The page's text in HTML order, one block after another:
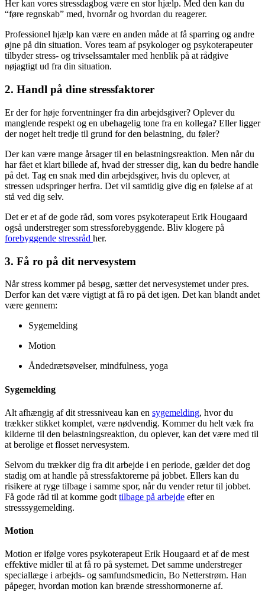
Her kan vores stressdagbog være en stor hjælp. Med den kan du
“føre regnskab” med, hvornår og hvordan du reagerer.
Professionel hjælp kan være en anden måde at få sparring og andre
øjne på din situation. Vores team af psykologer og psykoterapeuter
tilbyder stress- og trivselssamtaler med henblik på at rådgive
nøjagtigt ud fra din situation.
2. Handl på dine stressfaktorer
Er der for høje forventninger fra din arbejdsgiver? Oplever du
manglende respekt og en ubehagelig tone fra en kollega? Eller ligger
der noget helt tredje til grund for den belastning, du føler?
Der kan være mange årsager til en belastningsreaktion. Men når du
har fået et klart billede af, hvad der stresser dig, kan du bedre handle
på det. Tag en snak med din arbejdsgiver, hvis du oplever, at
stressen udspringer herfra. Det vil samtidig give dig en følelse af at
stå ved dig selv.
Det er et af de gode råd, som vores psykoterapeut Erik Hougaard
også understreger som stressforebyggende. Bliv klogere på
forebyggende stressråd her.
3. Få ro på dit nervesystem
Når stress kommer på besøg, sætter det nervesystemet under pres.
Derfor kan det være vigtigt at få ro på det igen. Det kan blandt andet
være gennem:
Sygemelding
Motion
Åndedrætsøvelser, mindfulness, yoga
Sygemelding
Alt afhængig af dit stressniveau kan en sygemelding, hvor du
trækker stikket komplet, være nødvendig. Kommer du helt væk fra
kilderne til den belastningsreaktion, du oplever, kan det være med til
at berolige et flosset nervesystem.
Selvom du trækker dig fra dit arbejde i en periode, gælder det dog
stadig om at handle på stressfaktorerne på jobbet. Ellers kan du
risikere at ryge tilbage i samme spor, når du vender retur til jobbet.
Få gode råd til at komme godt tilbage på arbejde efter en
stresssygemelding.
Motion
Motion er ifølge vores psykoterapeut Erik Hougaard et af de mest
effektive midler til at få ro på systemet. Det samme understreger
speciallæge i arbejds- og samfundsmedicin, Bo Netterstrøm. Han
påpeger, hvordan motion kan brænde stresshormonerne af.